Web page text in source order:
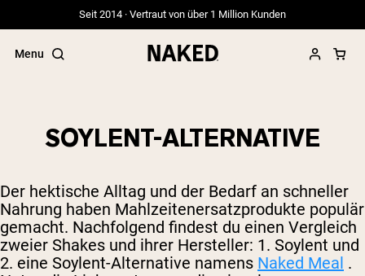
Seit 2014 · Vertraut von über 1 Million Kunden
Menu
”Protein Powder“
”Overnight Oats“
”Vegan protein“
”Collagen“
”Micellar Casein“
SOYLENT-ALTERNATIVE
Der hektische Alltag und der Bedarf an schneller
Nahrung haben Mahlzeitenersatzprodukte populär
gemacht. Nachfolgend findest du einen Vergleich
zweier Shakes und ihrer Hersteller: 1. Soylent und
2. eine Soylent-Alternative namens Naked Meal .